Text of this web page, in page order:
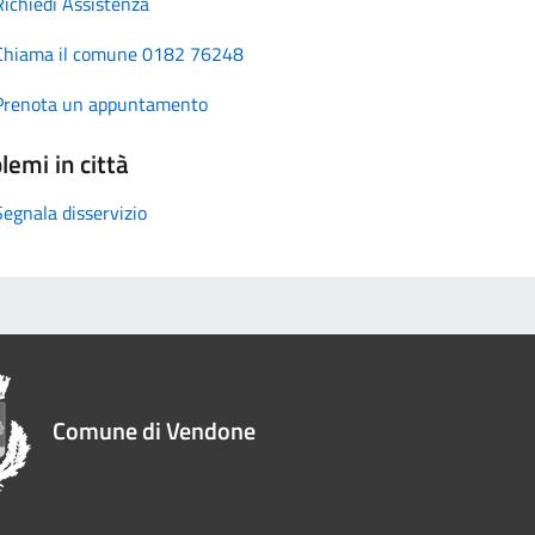
il comune 0182 76248
un appuntamento
in città
disservizio
Comune di Vendone